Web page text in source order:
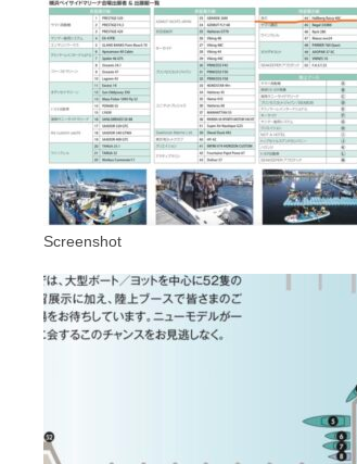
Screenshot